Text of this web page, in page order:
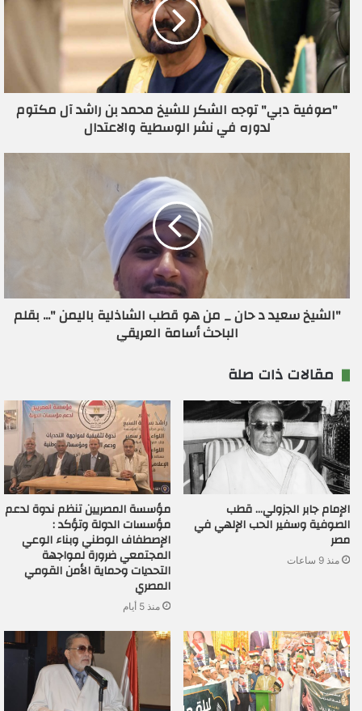
ل
إ
ك
"صوفية دبي" توجه الشكر للشيخ محمد بن راشد آل مكتوم
لدوره في نشر الوسطية والاعتدال
"الشيخ سعيد د حان _ من هو قطب الشاذلية باليمن "... بقلم
الباحث أسامة العريقي
مقالات ذات صلة
الإمام جابر الجزولي… قطب
الصوفية وسفير الحب الإلهي في
مصر
منذ 9 ساعات
مؤسسة المصريين تنظم ندوة لدعم
مؤسسات الدولة وتؤكد :
الإصطفاف الوطني وبناء الوعي
المجتمعي ضرورة لمواجهة
التحديات وحماية الأمن القومي
المصري
منذ 5 أيام